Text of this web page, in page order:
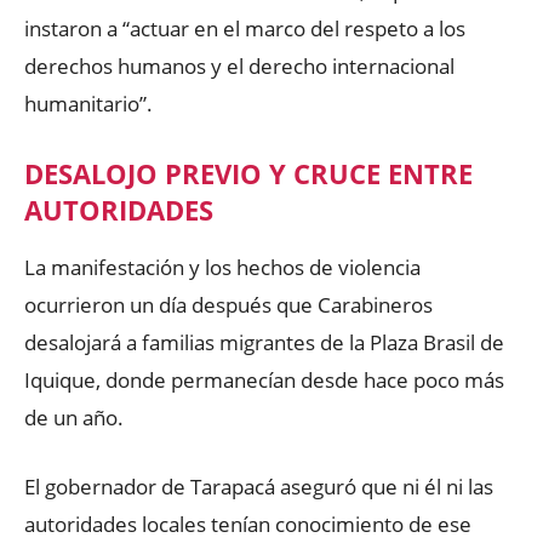
instaron a “actuar en el marco del respeto a los
derechos humanos y el derecho internacional
humanitario”.
DESALOJO PREVIO Y CRUCE ENTRE
AUTORIDADES
La manifestación y los hechos de violencia
ocurrieron un día después que Carabineros
desalojará a familias migrantes de la Plaza Brasil de
Iquique, donde permanecían desde hace poco más
de un año.
El gobernador de Tarapacá aseguró que ni él ni las
autoridades locales tenían conocimiento de ese